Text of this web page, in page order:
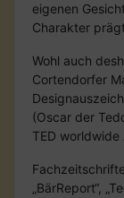
eigenen
Charakter
Wohl auch
Cortendorfer
(Oscar der
TED worldwide
„BärReport“,